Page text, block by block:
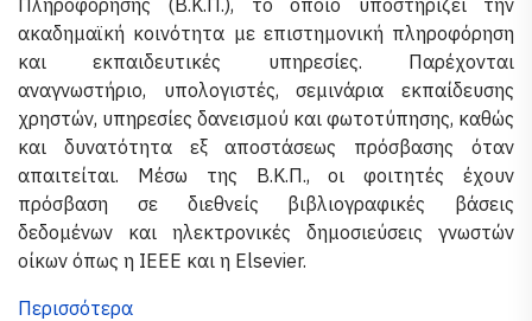
Πληροφόρησης (Β.Κ.Π.), το οποίο υποστηρίζει την
ακαδημαϊκή κοινότητα με επιστημονική πληροφόρηση
και εκπαιδευτικές υπηρεσίες. Παρέχονται
αναγνωστήριο, υπολογιστές, σεμινάρια εκπαίδευσης
χρηστών, υπηρεσίες δανεισμού και φωτοτύπησης, καθώς
και δυνατότητα εξ αποστάσεως πρόσβασης όταν
απαιτείται. Μέσω της Β.Κ.Π., οι φοιτητές έχουν
πρόσβαση σε διεθνείς βιβλιογραφικές βάσεις
δεδομένων και ηλεκτρονικές δημοσιεύσεις γνωστών
οίκων όπως η IEEE και η Elsevier.
Περισσότερα